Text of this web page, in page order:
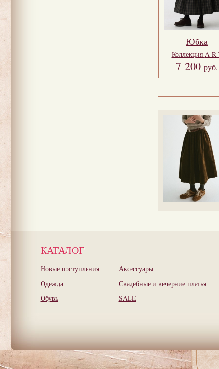
Юбка
Коллекция A R
7 200 руб.
КАТАЛОГ
Новые поступления
Одежда
Обувь
Аксессуары
Свадебные и вечерние платья
SALE